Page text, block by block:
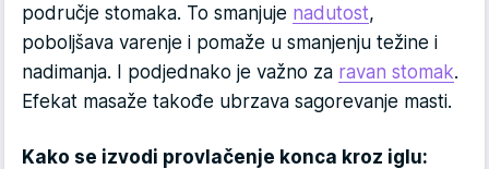
područje stomaka. To smanjuje nadutost,
poboljšava varenje i pomaže u smanjenju težine i
nadimanja. I podjednako je važno za ravan stomak.
Efekat masaže takođe ubrzava sagorevanje masti.
Kako se izvodi provlačenje konca kroz iglu: